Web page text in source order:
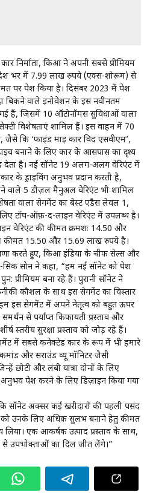
कार निर्माता, किआ ने अपनी सबसे प्रीमियम
भर में 7.99 लाख रुपये (एक्स-शोरूम) से
पर पेश किया है। दिसंबर 2023 में पेश
बिकने वाले इनोवेशन के इस नवीनतम
हैं, जिसमें 10 ऑटोनॉमस सुविधाओं वाला
विशेषताएं शामिल हैं। इस वाहन में 70
कि ‘फाइंड माइ कार विद एसवीएम’,
बनाने के लिए कार के आसपास का दृश्य
देता है। नई सॉनेट 19 अलग-अलग वेरिएंट में
के ड्राइविंग अनुभव प्रदान करती है,
वाले 5 डीज़ल मैनुअल वेरिएंट भी शामिल
वाला सेगमेंट का बेस्ट एडैस लेवल 1,
टॉप-ऑफ़-द-लाइन वेरिएंट में उपलब्ध है।
वेरिएंट की कीमत क्रमशः 14.50 और
15.50 और 15.69 लाख रुपये है।
करते हुए, किआ इंडिया के चीफ सेल्स और
सिक सोन ने कहा, “हम नई सॉनेट को पेश
प्रीमियम बना रहे हैं। पुरानी सॉनेट ने
कौशल के साथ इस सेगमेंट का विस्तार
इस सेगमेंट में अपने नेतृत्व को बहुत ऊपर
से पर्याप्त किफायती प्रस्ताव और
स्तरीय सुरक्षा प्रस्ताव को जोड़ रहे हैं।
में सबसे कनेक्टेड कार के रूप में भी हमारे
और सराउंड व्यू मॉनिटर जैसी
छोटी और लंबी यात्रा दोनों के लिए
अनुभव पेश करने के लिए डिज़ाइन किया गया
सॉनेट अक्सर कई खरीदारों की पहली पसंद
उनके लिए अधिक सुलभ बनाने हेतु कीमत
लिया। एक आकर्षक उत्पाद प्रस्ताव के साथ,
उपभोक्ताओं का दिल जीत लेंगे।”